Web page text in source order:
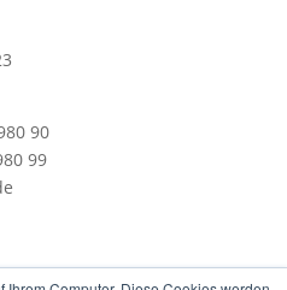
90
99